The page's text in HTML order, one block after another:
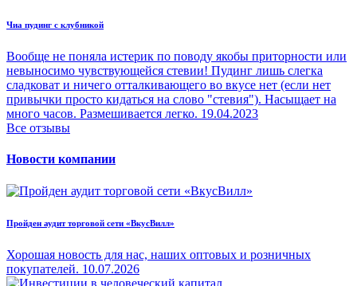
Чиа пудинг с клубникой
Вообще не поняла истерик по поводу якобы приторности или
невыносимо чувствующейся стевии! Пудинг лишь слегка
сладковат и ничего отталкивающего во вкусе нет (если нет
привычки просто кидаться на слово "стевия"). Насыщает на
много часов. Размешивается легко. 19.04.2023
Все отзывы
Новости компании
Пройден аудит торговой сети «ВкусВилл»
Хорошая новость для нас, наших оптовых и розничных
покупателей. 10.07.2026